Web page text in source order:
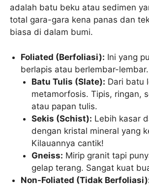
adalah batu beku atau sedimen
total gara-gara kena panas dan
biasa di dalam bumi.
Foliated (Berfoliasi): Ini yang
berlapis atau berlembar-lembar.
Batu Tulis (Slate): Dari batu
metamorfosis. Tipis, ringan,
atau papan tulis.
Sekis (Schist): Lebih kasar
dengan kristal mineral yang
Kilauannya cantik!
Gneiss: Mirip granit tapi
gelap terang. Sangat kuat
Non-Foliated (Tidak